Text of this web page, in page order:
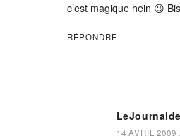
c’est magique hein 😉
RÉPONDRE
14 AVRIL